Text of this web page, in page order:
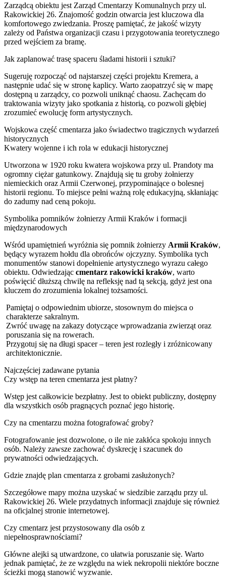
Zarządcą obiektu jest Zarząd Cmentarzy Komunalnych przy ul.
Rakowickiej 26. Znajomość godzin otwarcia jest kluczowa dla
komfortowego zwiedzania. Proszę pamiętać, że jakość wizyty
zależy od Państwa organizacji czasu i przygotowania teoretycznego
przed wejściem za bramę.
Jak zaplanować trasę spaceru śladami historii i sztuki?
Sugeruję rozpocząć od najstarszej części projektu Kremera, a
następnie udać się w stronę kaplicy. Warto zaopatrzyć się w mapę
dostępną u zarządcy, co pozwoli uniknąć chaosu. Zachęcam do
traktowania wizyty jako spotkania z historią, co pozwoli głębiej
zrozumieć ewolucję form artystycznych.
Wojskowa część cmentarza jako świadectwo tragicznych wydarzeń
historycznych
Kwatery wojenne i ich rola w edukacji historycznej
Utworzona w 1920 roku kwatera wojskowa przy ul. Prandoty ma
ogromny ciężar gatunkowy. Znajdują się tu groby żołnierzy
niemieckich oraz Armii Czerwonej, przypominające o bolesnej
historii regionu. To miejsce pełni ważną rolę edukacyjną, skłaniając
do zadumy nad ceną pokoju.
Symbolika pomników żołnierzy Armii Kraków i formacji
międzynarodowych
Wśród upamiętnień wyróżnia się pomnik żołnierzy Armii Kraków,
będący wyrazem hołdu dla obrońców ojczyzny. Symbolika tych
monumentów stanowi dopełnienie artystycznego wyrazu całego
obiektu. Odwiedzając cmentarz rakowicki kraków, warto
poświęcić dłuższą chwilę na refleksję nad tą sekcją, gdyż jest ona
kluczem do zrozumienia lokalnej tożsamości.
Pamiętaj o odpowiednim ubiorze, stosownym do miejsca o
charakterze sakralnym.
Zwróć uwagę na zakazy dotyczące wprowadzania zwierząt oraz
poruszania się na rowerach.
Przygotuj się na długi spacer – teren jest rozległy i zróżnicowany
architektonicznie.
Najczęściej zadawane pytania
Czy wstęp na teren cmentarza jest płatny?
Wstęp jest całkowicie bezpłatny. Jest to obiekt publiczny, dostępny
dla wszystkich osób pragnących poznać jego historię.
Czy na cmentarzu można fotografować groby?
Fotografowanie jest dozwolone, o ile nie zakłóca spokoju innych
osób. Należy zawsze zachować dyskrecję i szacunek do
prywatności odwiedzających.
Gdzie znajdę plan cmentarza z grobami zasłużonych?
Szczegółowe mapy można uzyskać w siedzibie zarządu przy ul.
Rakowickiej 26. Wiele przydatnych informacji znajduje się również
na oficjalnej stronie internetowej.
Czy cmentarz jest przystosowany dla osób z
niepełnosprawnościami?
Główne alejki są utwardzone, co ułatwia poruszanie się. Warto
jednak pamiętać, że ze względu na wiek nekropolii niektóre boczne
ścieżki mogą stanowić wyzwanie.